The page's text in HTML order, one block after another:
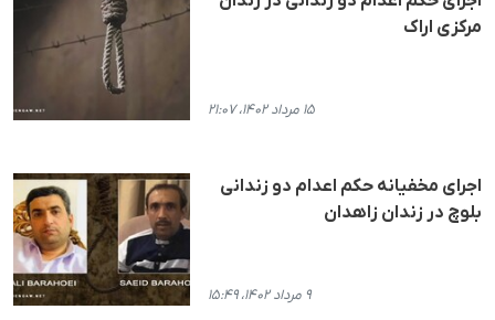
مرکزی اراک
۱۵ مرداد ۱۴۰۲، ۲۱:۰۷
اجرای مخفیانه حکم اعدام دو زندانی
بلوچ در زندان زاهدان
۹ مرداد ۱۴۰۲، ۱۵:۴۹